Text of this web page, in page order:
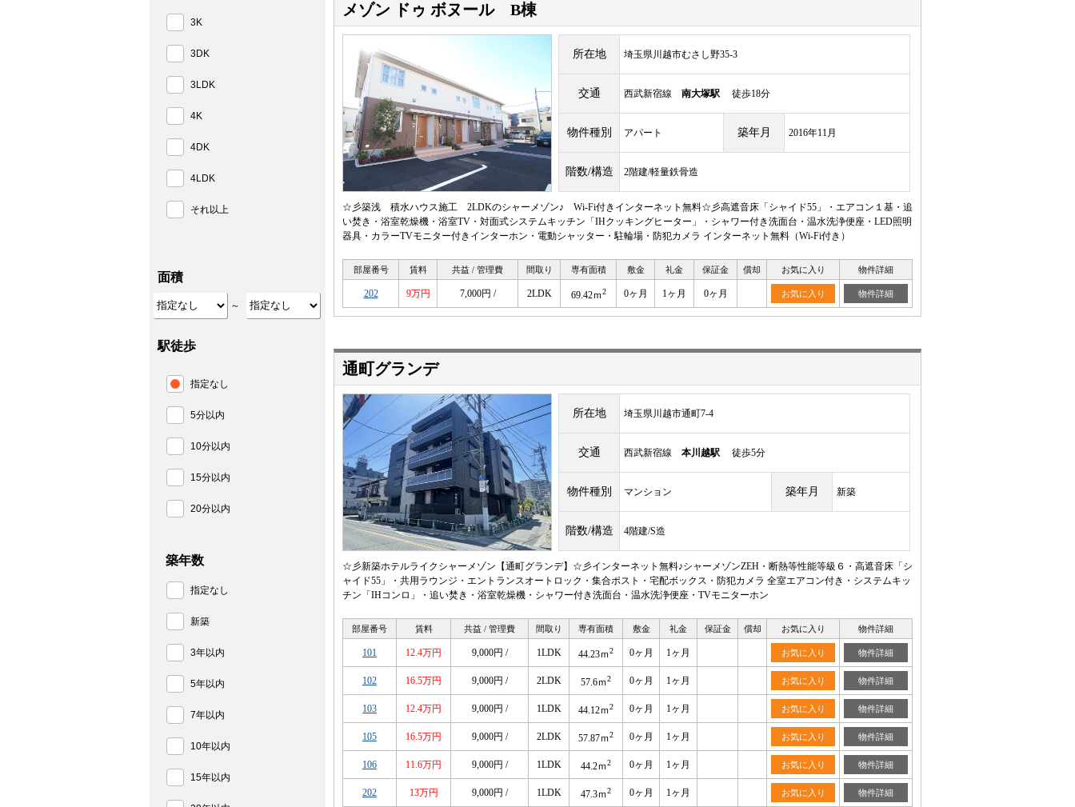
メゾン ドゥ ボヌール B棟
所在地 埼玉県川越市むさし野35-3
交通 西武新宿線 南大塚駅 徒歩18分
物件種別 アパート 築年月 2016年11月
階数/構造 2階建/軽量鉄骨造
☆彡築浅 積水ハウス施工 2LDKのシャーメゾン♪ Wi-Fi付きインターネット無料☆彡高遮音床「シャイド55」・エアコン１基・追
い焚き・浴室乾燥機・浴室TV・対面式システムキッチン「IHクッキングヒーター」・シャワー付き洗面台・温水洗浄便座・LED照明
器具・カラーTVモニター付きインターホン・電動シャッター・駐輪場・防犯カメラ インターネット無料（Wi-Fi付き）
部屋番号 賃料 共益 / 管理費 間取り 専有面積 敷金 礼金 保証金 償却 お気に入り 物件詳細
202 9万円 7,000円 / 2LDK 69.42ｍ2 0ヶ月 1ヶ月 0ヶ月 お気に入り 物件詳細
通町グランデ
所在地 埼玉県川越市通町7-4
交通 西武新宿線 本川越駅 徒歩5分
物件種別 マンション 築年月 新築
階数/構造 4階建/S造
☆彡新築ホテルライクシャーメゾン【通町グランデ】☆彡インターネット無料♪シャーメゾンZEH・断熱等性能等級６・高遮音床「シ
ャイド55」・共用ラウンジ・エントランスオートロック・集合ポスト・宅配ボックス・防犯カメラ 全室エアコン付き・システムキッ
チン「IHコンロ」・追い焚き・浴室乾燥機・シャワー付き洗面台・温水洗浄便座・TVモニターホン
部屋番号 賃料 共益 / 管理費 間取り 専有面積 敷金 礼金 保証金 償却 お気に入り 物件詳細
101 12.4万円 9,000円 / 1LDK 44.23ｍ2 0ヶ月 1ヶ月 お気に入り 物件詳細
102 16.5万円 9,000円 / 2LDK 57.6ｍ2 0ヶ月 1ヶ月 お気に入り 物件詳細
103 12.4万円 9,000円 / 1LDK 44.12ｍ2 0ヶ月 1ヶ月 お気に入り 物件詳細
105 16.5万円 9,000円 / 2LDK 57.87ｍ2 0ヶ月 1ヶ月 お気に入り 物件詳細
106 11.6万円 9,000円 / 1LDK 44.2ｍ2 0ヶ月 1ヶ月 お気に入り 物件詳細
202 13万円 9,000円 / 1LDK 47.3ｍ2 0ヶ月 1ヶ月 お気に入り 物件詳細
3K
3DK
3LDK
4K
4DK
4LDK
それ以上
面積
～
駅徒歩
指定なし
5分以内
10分以内
15分以内
20分以内
築年数
指定なし
新築
3年以内
5年以内
7年以内
10年以内
15年以内